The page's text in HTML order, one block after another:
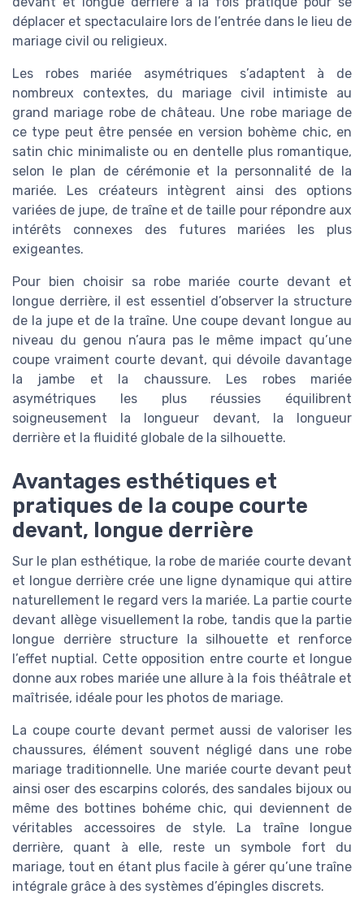
déplacer et spectaculaire lors de l’entrée dans le lieu de
mariage civil ou religieux.
Les robes mariée asymétriques s’adaptent à de
nombreux contextes, du mariage civil intimiste au
grand mariage robe de château. Une robe mariage de
ce type peut être pensée en version bohème chic, en
satin chic minimaliste ou en dentelle plus romantique,
selon le plan de cérémonie et la personnalité de la
mariée. Les créateurs intègrent ainsi des options
variées de jupe, de traîne et de taille pour répondre aux
intérêts connexes des futures mariées les plus
exigeantes.
Pour bien choisir sa robe mariée courte devant et
longue derrière, il est essentiel d’observer la structure
de la jupe et de la traîne. Une coupe devant longue au
niveau du genou n’aura pas le même impact qu’une
coupe vraiment courte devant, qui dévoile davantage
la jambe et la chaussure. Les robes mariée
asymétriques les plus réussies équilibrent
soigneusement la longueur devant, la longueur
derrière et la fluidité globale de la silhouette.
Avantages esthétiques et
pratiques de la coupe courte
devant, longue derrière
Sur le plan esthétique, la robe de mariée courte devant
et longue derrière crée une ligne dynamique qui attire
naturellement le regard vers la mariée. La partie courte
devant allège visuellement la robe, tandis que la partie
longue derrière structure la silhouette et renforce
l’effet nuptial. Cette opposition entre courte et longue
donne aux robes mariée une allure à la fois théâtrale et
maîtrisée, idéale pour les photos de mariage.
La coupe courte devant permet aussi de valoriser les
chaussures, élément souvent négligé dans une robe
mariage traditionnelle. Une mariée courte devant peut
ainsi oser des escarpins colorés, des sandales bijoux ou
même des bottines bohéme chic, qui deviennent de
véritables accessoires de style. La traîne longue
derrière, quant à elle, reste un symbole fort du
mariage, tout en étant plus facile à gérer qu’une traîne
intégrale grâce à des systèmes d’épingles discrets.